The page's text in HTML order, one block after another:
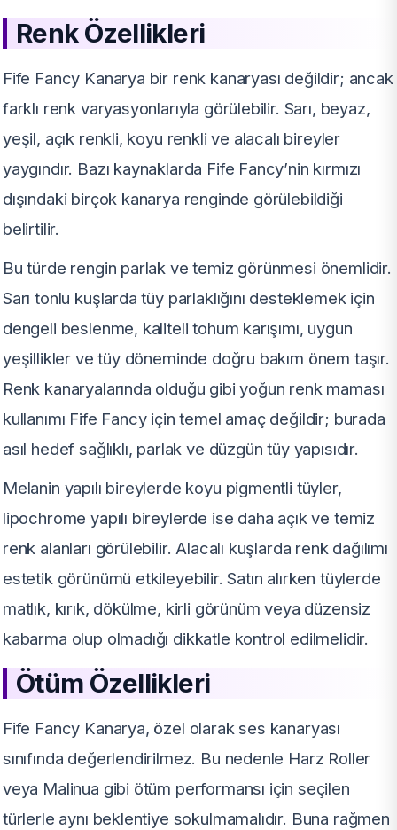
Renk Özellikleri
Fife Fancy Kanarya bir renk kanaryası değildir; ancak
farklı renk varyasyonlarıyla görülebilir. Sarı, beyaz,
yeşil, açık renkli, koyu renkli ve alacalı bireyler
yaygındır. Bazı kaynaklarda Fife Fancy’nin kırmızı
dışındaki birçok kanarya renginde görülebildiği
belirtilir.
Bu türde rengin parlak ve temiz görünmesi önemlidir.
Sarı tonlu kuşlarda tüy parlaklığını desteklemek için
dengeli beslenme, kaliteli tohum karışımı, uygun
yeşillikler ve tüy döneminde doğru bakım önem taşır.
Renk kanaryalarında olduğu gibi yoğun renk maması
kullanımı Fife Fancy için temel amaç değildir; burada
asıl hedef sağlıklı, parlak ve düzgün tüy yapısıdır.
Melanin yapılı bireylerde koyu pigmentli tüyler,
lipochrome yapılı bireylerde ise daha açık ve temiz
renk alanları görülebilir. Alacalı kuşlarda renk dağılımı
estetik görünümü etkileyebilir. Satın alırken tüylerde
matlık, kırık, dökülme, kirli görünüm veya düzensiz
kabarma olup olmadığı dikkatle kontrol edilmelidir.
Ötüm Özellikleri
Fife Fancy Kanarya, özel olarak ses kanaryası
sınıfında değerlendirilmez. Bu nedenle Harz Roller
veya Malinua gibi ötüm performansı için seçilen
türlerle aynı beklentiye sokulmamalıdır. Buna rağmen